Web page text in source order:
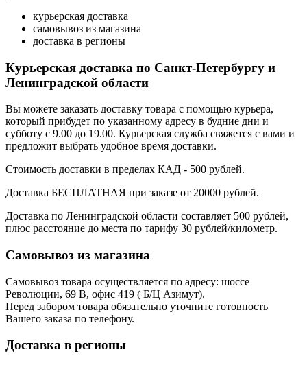
курьерская доставка
самовывоз из магазина
доставка в регионы
Курьерская доставка по Санкт-Петербургу и
Ленинградской области
Вы можете заказать доставку товара с помощью курьера,
который прибудет по указанному адресу в будние дни и
субботу с 9.00 до 19.00. Курьерская служба свяжется с вами и
предложит выбрать удобное время доставки.
Стоимость доставки в пределах КАД - 500 рублей.
Доставка БЕСПЛАТНАЯ при заказе от 20000 рублей.
Доставка по Ленинградской области составляет 500 рублей,
плюс расстояние до места по тарифу 30 рублей/километр.
Самовывоз из магазина
Самовывоз товара осуществляется по адресу: шоссе
Революции, 69 В, офис 419 ( Б/Ц Азимут).
Перед забором товара обязательно уточните готовность
Вашего заказа по телефону.
Доставка в регионы